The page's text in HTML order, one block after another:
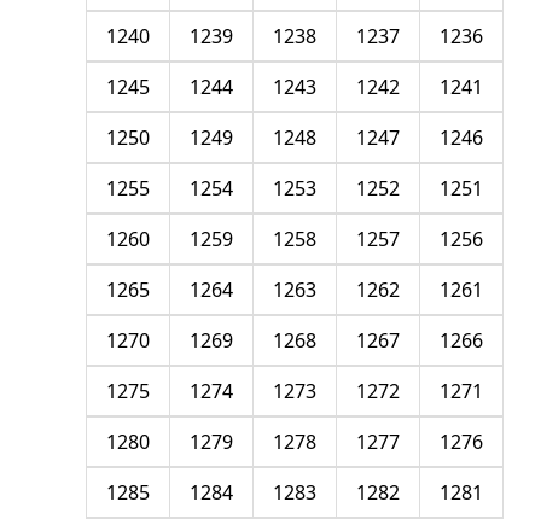
1236
1237
1238
1239
1240
1241
1242
1243
1244
1245
1246
1247
1248
1249
1250
1251
1252
1253
1254
1255
1256
1257
1258
1259
1260
1261
1262
1263
1264
1265
1266
1267
1268
1269
1270
1271
1272
1273
1274
1275
1276
1277
1278
1279
1280
1281
1282
1283
1284
1285